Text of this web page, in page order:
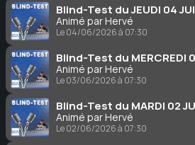
Blind-Test du JEUDI 04
Animé par Hervé
Le 04/06/2026 à 07:30
Blind-Test du MERCREDI
Animé par Hervé
Le 03/06/2026 à 07:30
Blind-Test du MARDI 02
Animé par Hervé
Le 02/06/2026 à 07:30